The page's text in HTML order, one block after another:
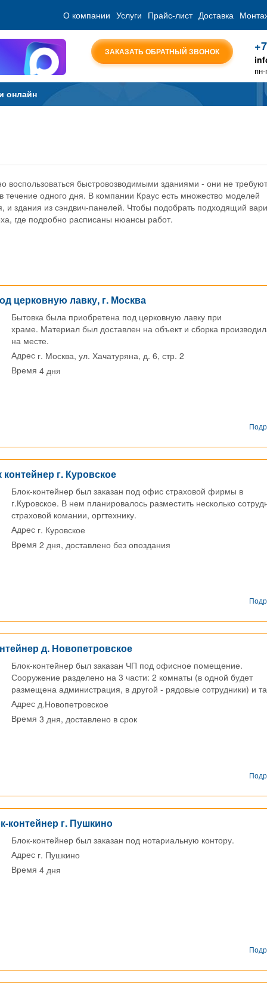
О компании Услуги Прайс-лист Доставка
ЗАКАЗАТЬ ОБРАТНЫЙ ЗВОНОК
онлайн
воспользоваться быстровозводимыми зданиями - они не требуют
одного дня. В компании Краус есть множество моделей
и здания из сэндвич-панелей. Чтобы подобрать подходящий
где подробно расписаны нюансы работ.
церковную лавку, г. Москва
Бытовка была приобретена под церковную лавку при
храме. Материал был доставлен на объект и сборка
на месте.
Адрес г. Москва, ул. Хачатуряна, д. 6, стр. 2
Время4 дня
контейнер г. Куровское
Блок-контейнер был заказан под офис страховой фирмы в
г.Куровское. В нем планировалось разместить несколько
страховой комании, оргтехнику.
Адрес г. Куровское
Время2 дня, доставлено без опоздания
д. Новопетровское
Блок-контейнер был заказан ЧП под офисное помещение.
Сооружение разделено на 3 части: 2 комнаты (в одной будет
размещена администрация, в другой - рядовые сотрудники) и
Адрес д.Новопетровское
Время3 дня, доставлено в срок
контейнер г. Пушкино
Блок-контейнер был заказан под нотариальную контору.
Адрес г. Пушкино
Время4 дня